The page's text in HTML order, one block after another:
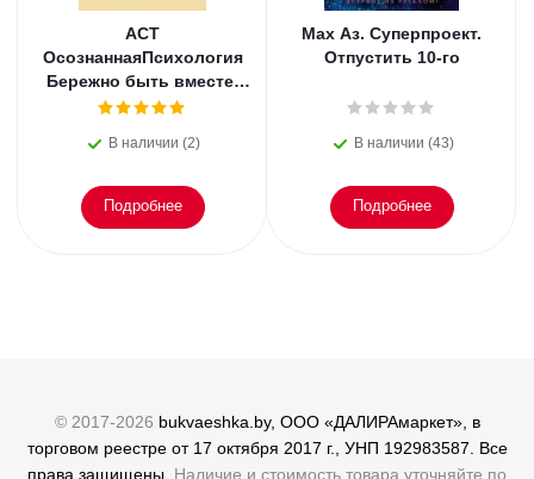
АСТ
ОсознаннаяПсихология
Бережно быть вместе.
Второе дыхание любви,
эмоциональное
В наличии (2)
Подробнее
Мах Аз. Суперпроект.
Отпустить 10-го
В наличии (43)
Подробнее
© 2017-2026 bukvaeshka.by, ООО «ДАЛИРАмаркет», в
торговом реестре от 17 октября 2017 г., УНП 192983587. Все
права защищены. Наличие и стоимость товара уточняйте по